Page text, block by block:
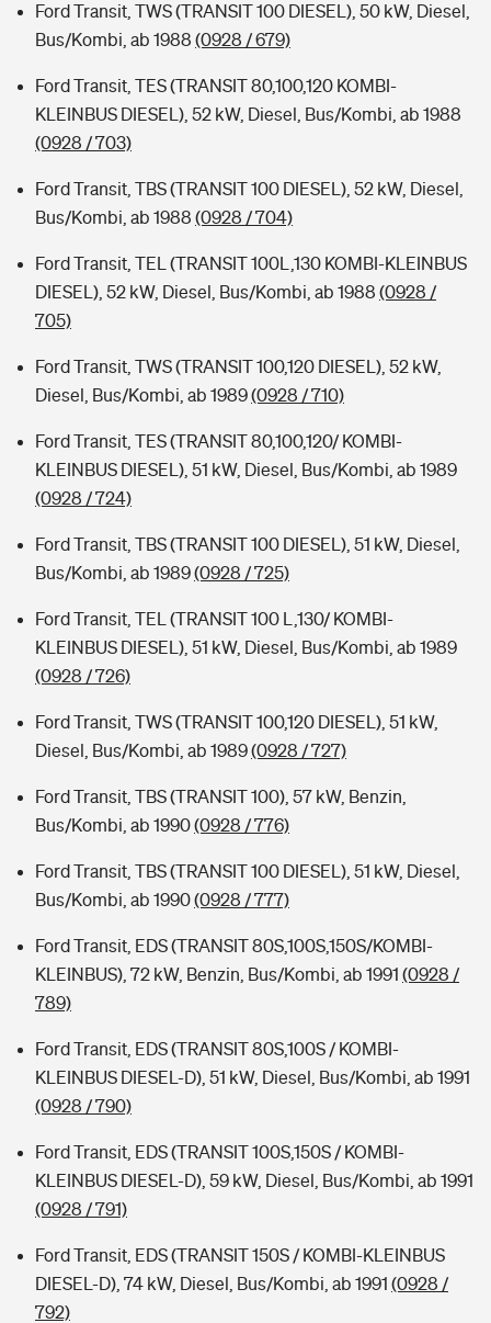
Ford Transit, TWS (TRANSIT 100 DIESEL), 50 kW, Diesel,
Bus/Kombi, ab 1988 (0928 / 679)
Ford Transit, TES (TRANSIT 80,100,120 KOMBI-
KLEINBUS DIESEL), 52 kW, Diesel, Bus/Kombi, ab 1988
(0928 / 703)
Ford Transit, TBS (TRANSIT 100 DIESEL), 52 kW, Diesel,
Bus/Kombi, ab 1988 (0928 / 704)
Ford Transit, TEL (TRANSIT 100L,130 KOMBI-KLEINBUS
DIESEL), 52 kW, Diesel, Bus/Kombi, ab 1988 (0928 /
705)
Ford Transit, TWS (TRANSIT 100,120 DIESEL), 52 kW,
Diesel, Bus/Kombi, ab 1989(0928 / 710)
Ford Transit, TES (TRANSIT 80,100,120/ KOMBI-
KLEINBUS DIESEL), 51 kW, Diesel, Bus/Kombi, ab 1989
(0928 / 724)
Ford Transit, TBS (TRANSIT 100 DIESEL), 51 kW, Diesel,
Bus/Kombi, ab 1989(0928 / 725)
Ford Transit, TEL (TRANSIT 100 L,130/ KOMBI-
KLEINBUS DIESEL), 51 kW, Diesel, Bus/Kombi, ab 1989
(0928 / 726)
Ford Transit, TWS (TRANSIT 100,120 DIESEL), 51 kW,
Diesel, Bus/Kombi, ab 1989(0928 / 727)
Ford Transit, TBS (TRANSIT 100), 57 kW, Benzin,
Bus/Kombi, ab 1990(0928 / 776)
Ford Transit, TBS (TRANSIT 100 DIESEL), 51 kW, Diesel,
Bus/Kombi, ab 1990(0928 / 777)
Ford Transit, EDS (TRANSIT 80S,100S,150S/KOMBI-
KLEINBUS), 72 kW, Benzin, Bus/Kombi, ab 1991 (0928 /
789)
Ford Transit, EDS (TRANSIT 80S,100S / KOMBI-
KLEINBUS DIESEL-D), 51 kW, Diesel, Bus/Kombi, ab 1991
(0928 / 790)
Ford Transit, EDS (TRANSIT 100S,150S / KOMBI-
KLEINBUS DIESEL-D), 59 kW, Diesel, Bus/Kombi, ab 1991
(0928 / 791)
Ford Transit, EDS (TRANSIT 150S / KOMBI-KLEINBUS
DIESEL-D), 74 kW, Diesel, Bus/Kombi, ab 1991 (0928 /
792)